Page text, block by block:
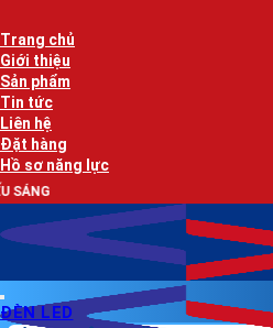
qua
nội
dung
Trang chủ
Giới thiệu
Sản phẩm
Tin tức
Liên hệ
Đặt hàng
Hồ sơ năng lực
ĐÈN LED